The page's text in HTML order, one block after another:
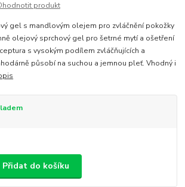
produkt
gel s mandlovým olejem pro zvláčnění pokožky
olejový sprchový gel pro šetrné mytí a ošetření
s vysokým podílem zvláčňujících a
působí na suchou a jemnou pleť. Vhodný i
Přidat do košíku